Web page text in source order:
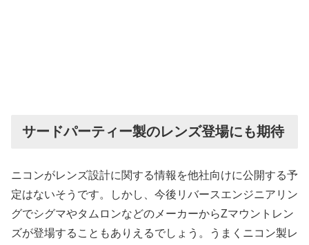
サードパーティー製のレンズ登場にも期待
ニコンがレンズ設計に関する情報を他社向けに公開する予
定はないそうです。しかし、今後リバースエンジニアリン
グでシグマやタムロンなどのメーカーからZマウントレン
ズが登場することもありえるでしょう。うまくニコン製レ